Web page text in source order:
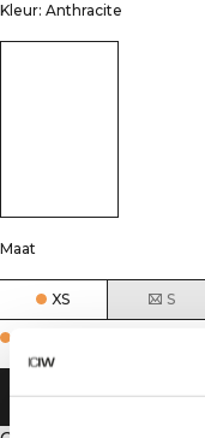
Kleur: Anthracite
Maat
XS S
AAN